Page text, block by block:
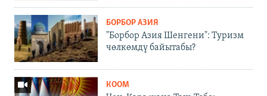
БОРБОР АЗИЯ
"Борбор Азия Шенгени": Туризм
чөлкөмдү байытабы?
КООМ